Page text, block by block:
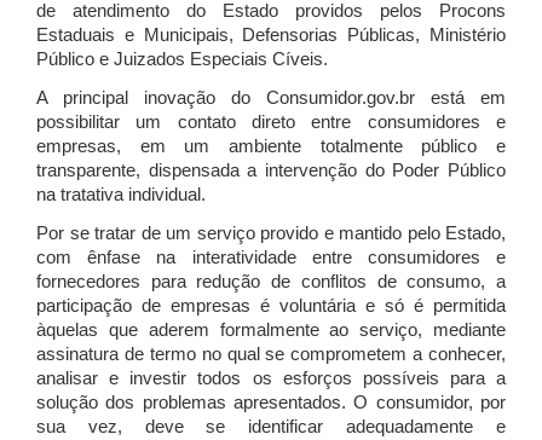
de atendimento do Estado providos pelos Procons
Estaduais e Municipais, Defensorias Públicas, Ministério
Público e Juizados Especiais Cíveis.
A principal inovação do Consumidor.gov.br está em
possibilitar um contato direto entre consumidores e
empresas, em um ambiente totalmente público e
transparente, dispensada a intervenção do Poder Público
na tratativa individual.
Por se tratar de um serviço provido e mantido pelo Estado,
com ênfase na interatividade entre consumidores e
fornecedores para redução de conflitos de consumo, a
participação de empresas é voluntária e só é permitida
àquelas que aderem formalmente ao serviço, mediante
assinatura de termo no qual se comprometem a conhecer,
analisar e investir todos os esforços possíveis para a
solução dos problemas apresentados. O consumidor, por
sua vez, deve se identificar adequadamente e